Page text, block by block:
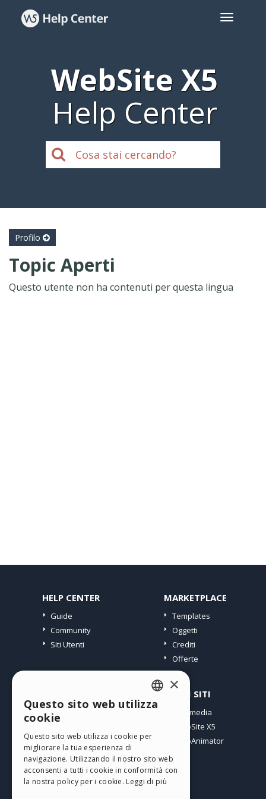
WebSite X5
Help Center
Profilo
Topic Aperti
Questo utente non ha contenuti per questa lingua
HELP CENTER
Guide
Community
Siti Utenti
MARKETPLACE
Templates
Oggetti
Crediti
Offerte
I miei post
I miei Download
Spazio Web
I miei Crediti
ALTRI SITI
Incomedia
WebSite X5
WebAnimator
ENGLISH
SPANISH
PORTUGUESE
×
Questo sito web utilizza
cookie
Questo sito web utilizza i cookie per
migliorare la tua esperienza di
navigazione. Utilizzando il nostro sito web
acconsenti a tutti i cookie in conformità con
la nostra policy per i cookie. Leggi di più